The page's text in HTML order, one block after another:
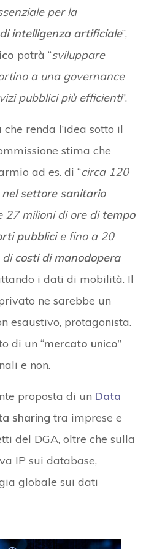
per la
intelligenza artificiale”,
potrà “sviluppare
a una governance
pubblici più efficienti”.
renda l’idea sotto il
stima che
ad es. di “circa 120
nel settore sanitario
27 milioni di ore di tempo
pubblicie fino a 20
dicosti di manodopera
i dati di mobilità. Il
ne sarebbe un
esaustivo, protagonista.
di un “mercato unico”
e non.
proposta di un Data
sharing tra imprese e
del DGA, oltre che sulla
IP sui database,
globale sui dati